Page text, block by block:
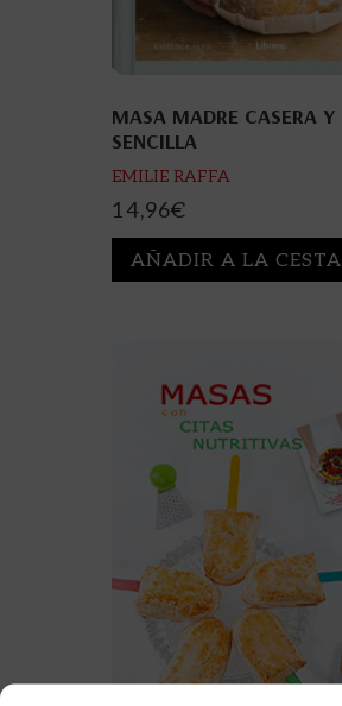
MASA MADRE CASERA Y
SENCILLA
EMILIE RAFFA
14,96€
AÑADIR A LA CESTA